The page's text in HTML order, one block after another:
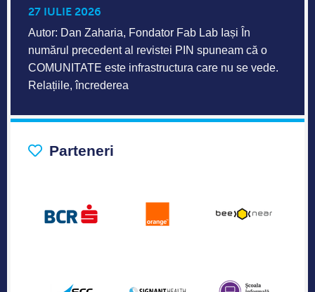
27 IULIE 2026
Autor: Dan Zaharia, Fondator Fab Lab Iași În
numărul precedent al revistei PIN spuneam că o
COMUNITATE este infrastructura care nu se vede.
Relațiile, încrederea
Parteneri